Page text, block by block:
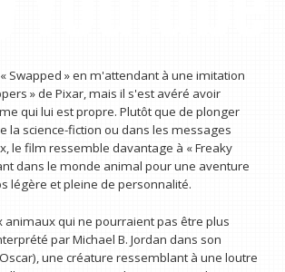
Swapped » en m'attendant à une imitation
» de Pixar, mais il s'est avéré avoir
qui lui est propre. Plutôt que de plonger
la science-fiction ou dans les messages
le film ressemble davantage à « Freaky
dans le monde animal pour une aventure
légère et pleine de personnalité.
animaux qui ne pourraient pas être plus
par Michael B. Jordan dans son
une créature ressemblant à une loutre